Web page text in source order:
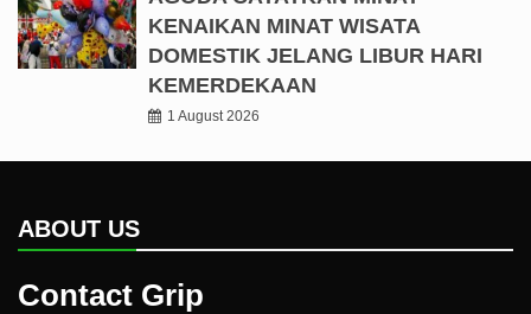
KENAIKAN MINAT WISATA
DOMESTIK JELANG LIBUR HARI
KEMERDEKAAN
1 August 2026
ABOUT US
Contact Grip